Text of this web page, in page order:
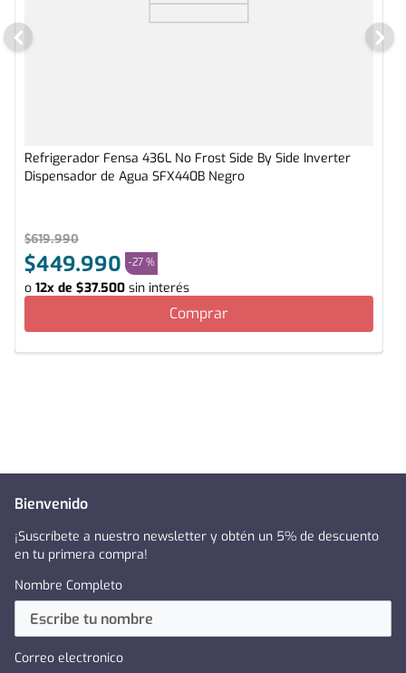
Refrigerador Fensa 436L No Frost Side By Side Inverter
Dispensador de Agua SFX440B Negro
$619.990
$449.990 -27 %
o 12x de $37.500 sin interés
Comprar
Bienvenido
¡Suscríbete a nuestro newsletter y obtén un 5% de descuento
en tu primera compra!
Nombre Completo
Correo electronico